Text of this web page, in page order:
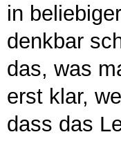
in
denkbar
das, was
erst klar,
dass das